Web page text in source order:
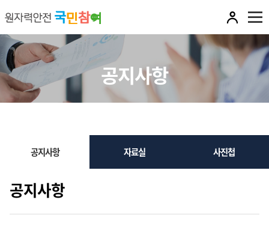
전
체
메
기
공지사항
공지사항 자료실 사진첩
공지사항